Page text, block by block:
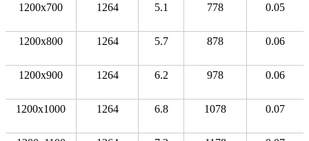
1200x700 1264 5.1 778 0.05
1200x800 1264 5.7 878 0.06
1200x900 1264 6.2 978 0.06
1200x1000 1264 6.8 1078 0.07